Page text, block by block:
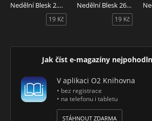
Nedělní Blesk 2.8.2026
19 Kč
Nedělní Blesk 26.7.2026
19 Kč
Jak číst e-magazíny
V aplikaci O2 Knihovna
• bez registrace
• na telefonu i tabletu
STÁHNOUT ZDARMA